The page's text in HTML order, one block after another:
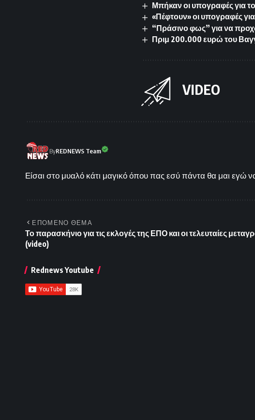
Μπήκαν οι υπογραφές για
«Πέφτουν» οι υπογραφές
“Πράσινο φως” για να
Πριμ 200.000 ευρώ του
VIDEO
ByREDNEWS Team
Είσαι στο μυαλό κάτι μαγικό όπου πας εσύ πάντα θα μαι εγώ
ΕΠΟΜΕΝΟ ΘΕΜΑ
Το παρασκήνιο για τις εκλογές της ΕΠΟ και οι τελευταίες
(video)
Rednews Youtube